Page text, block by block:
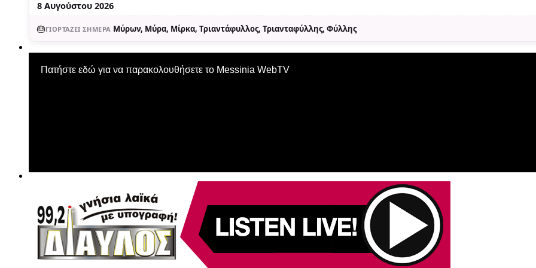
8 Αυγούστου 2026
🎂ΓΙΟΡΤΆΖΕΙ ΣΉΜΕΡΑ Μύρων, Μύρα, Μίρκα, Τριαντάφυλλος, Τριανταφύλλης, Φύλλης
Πατήστε εδώ για να παρακολουθήσετε το Messinia WebTV